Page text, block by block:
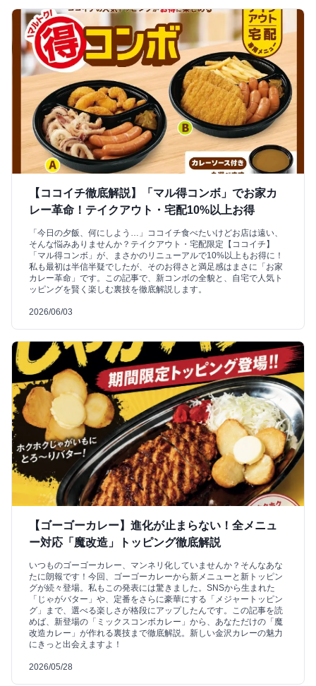
【ココイチ徹底解説】「マル得コンボ」でお家カ
レー革命！テイクアウト・宅配10%以上お得
「今日の夕飯、何にしよう…」ココイチ食べたいけどお店は遠い、
そんな悩みありませんか？テイクアウト・宅配限定【ココイチ】
「マル得コンボ」が、まさかのリニューアルで10%以上もお得に！
私も最初は半信半疑でしたが、そのお得さと満足感はまさに「お家
カレー革命」です。この記事で、新コンボの全貌と、自宅で人気ト
ッピングを賢く楽しむ裏技を徹底解説します。
2026/06/03
【ゴーゴーカレー】進化が止まらない！全メニュ
ー対応「魔改造」トッピング徹底解説
いつものゴーゴーカレー、マンネリ化していませんか？そんなあな
たに朗報です！今回、ゴーゴーカレーから新メニューと新トッピン
グが続々登場。私もこの発表には驚きました。SNSから生まれた
「じゃがバター」や、定番をさらに豪華にする「メジャートッピン
グ」まで、選べる楽しさが格段にアップしたんです。この記事を読
めば、新登場の「ミックスコンボカレー」から、あなただけの「魔
改造カレー」が作れる裏技まで徹底解説。新しい金沢カレーの魅力
にきっと出会えますよ！
2026/05/28